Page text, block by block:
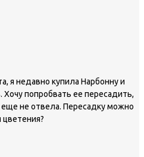
я недавно купила Нарбонну и
Хочу попробвать ее пересадить,
не отвела. Пересадку можно